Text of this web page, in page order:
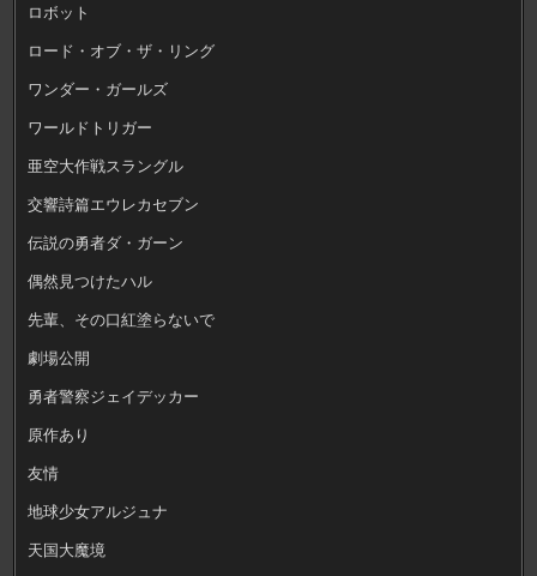
ロボット
ロード・オブ・ザ・リング
ワンダー・ガールズ
ワールドトリガー
亜空大作戦スラングル
交響詩篇エウレカセブン
伝説の勇者ダ・ガーン
偶然見つけたハル
先輩、その口紅塗らないで
劇場公開
勇者警察ジェイデッカー
原作あり
友情
地球少女アルジュナ
天国大魔境